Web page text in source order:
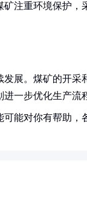
注重环境保护，
展。煤矿的开采
一步优化生产流
能对你有帮助，